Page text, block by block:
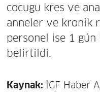
cocugu kres ve
anneler ve kronik
personel ise 1 gün
belirtildi.
Kaynak: İGF Haber